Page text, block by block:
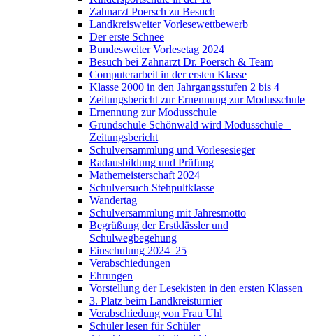
Zahnarzt Poersch zu Besuch
Landkreisweiter Vorlesewettbewerb
Der erste Schnee
Bundesweiter Vorlesetag 2024
Besuch bei Zahnarzt Dr. Poersch & Team
Computerarbeit in der ersten Klasse
Klasse 2000 in den Jahrgangsstufen 2 bis 4
Zeitungsbericht zur Ernennung zur Modusschule
Ernennung zur Modusschule
Grundschule Schönwald wird Modusschule –
Zeitungsbericht
Schulversammlung und Vorlesesieger
Radausbildung und Prüfung
Mathemeisterschaft 2024
Schulversuch Stehpultklasse
Wandertag
Schulversammlung mit Jahresmotto
Begrüßung der Erstklässler und
Schulwegbegehung
Einschulung 2024_25
Verabschiedungen
Ehrungen
Vorstellung der Lesekisten in den ersten Klassen
3. Platz beim Landkreisturnier
Verabschiedung von Frau Uhl
Schüler lesen für Schüler